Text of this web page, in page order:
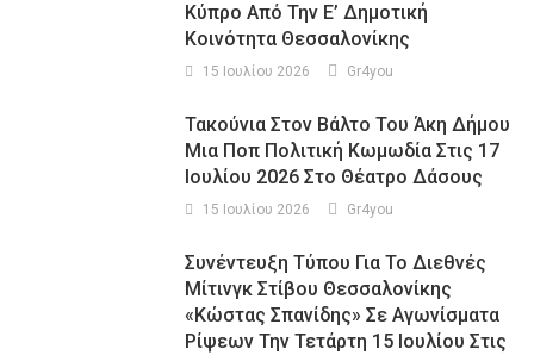
Κύπρο Από Την Ε’ Δημοτική
Κοινότητα Θεσσαλονίκης
15 Ιουλίου 2026 Gr4you
Τακούνια Στον Βάλτο Του Άκη Δήμου
Μια Ποπ Πολιτική Κωμωδία Στις 17
Ιουλίου 2026 Στο Θέατρο Δάσους
15 Ιουλίου 2026 Gr4you
Συνέντευξη Τύπου Για Το Διεθνές
Μίτινγκ Στίβου Θεσσαλονίκης
«Κώστας Σπανίδης» Σε Αγωνίσματα
Ρίψεων Την Τετάρτη 15 Ιουλίου Στις